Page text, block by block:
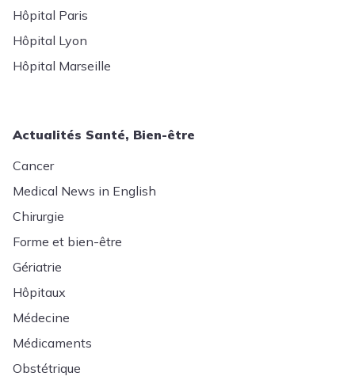
Hôpital Paris
Hôpital Lyon
Hôpital Marseille
Actualités Santé, Bien-être
Cancer
Medical News in English
Chirurgie
Forme et bien-être
Gériatrie
Hôpitaux
Médecine
Médicaments
Obstétrique